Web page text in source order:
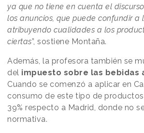
ya que no tiene en cuenta el
los anuncios, que puede confundir a
atribuyendo cualidades a los
ciertas”, sostiene Montaña.
Además, la profesora también se
del impuesto sobre las bebidas
Cuando se comenzó a aplicar en
consumo de este tipo de
39% respecto a Madrid, donde no
normativa.